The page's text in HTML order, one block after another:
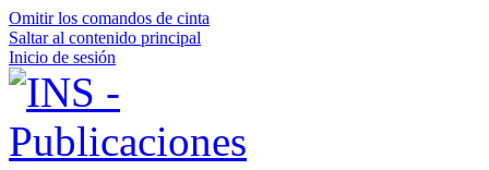
Omitir los comandos de cinta
Saltar al contenido principal
Inicio de sesión